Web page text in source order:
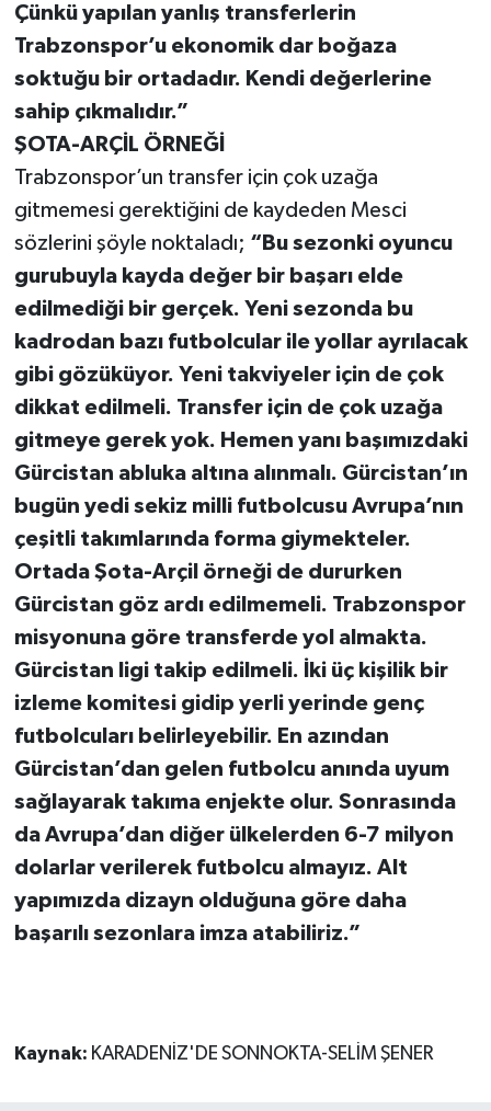
Çünkü yapılan yanlış transferlerin
Trabzonspor’u ekonomik dar boğaza
soktuğu bir ortadadır. Kendi değerlerine
sahip çıkmalıdır.”
ŞOTA-ARÇİL ÖRNEĞİ
Trabzonspor’un transfer için çok uzağa
gitmemesi gerektiğini de kaydeden Mesci
sözlerini şöyle noktaladı; “Bu sezonki oyuncu
gurubuyla kayda değer bir başarı elde
edilmediği bir gerçek. Yeni sezonda bu
kadrodan bazı futbolcular ile yollar ayrılacak
gibi gözüküyor. Yeni takviyeler için de çok
dikkat edilmeli. Transfer için de çok uzağa
gitmeye gerek yok. Hemen yanı başımızdaki
Gürcistan abluka altına alınmalı. Gürcistan’ın
bugün yedi sekiz milli futbolcusu Avrupa’nın
çeşitli takımlarında forma giymekteler.
Ortada Şota-Arçil örneği de dururken
Gürcistan göz ardı edilmemeli. Trabzonspor
misyonuna göre transferde yol almakta.
Gürcistan ligi takip edilmeli. İki üç kişilik bir
izleme komitesi gidip yerli yerinde genç
futbolcuları belirleyebilir. En azından
Gürcistan’dan gelen futbolcu anında uyum
sağlayarak takıma enjekte olur. Sonrasında
da Avrupa’dan diğer ülkelerden 6-7 milyon
dolarlar verilerek futbolcu almayız. Alt
yapımızda dizayn olduğuna göre daha
başarılı sezonlara imza atabiliriz.”
Kaynak: KARADENİZ'DE SONNOKTA-SELİM ŞENER